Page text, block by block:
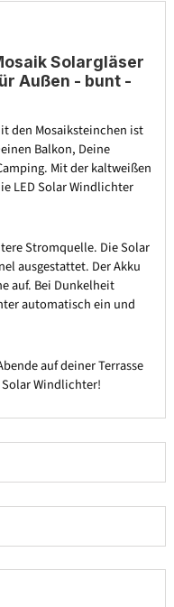
Solargläser
Außen - bunt -
den Mosaiksteinchen ist
Balkon, Deine
Mit der kaltweißen
LED Solar Windlichter
Stromquelle. Die Solar
ausgestattet. Der Akku
auf. Bei Dunkelheit
automatisch ein und
auf deiner Terrasse
Windlichter!